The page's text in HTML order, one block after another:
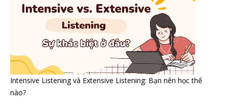
Intensive Listening và Extensive Listening: Bạn nên học thế
nào?